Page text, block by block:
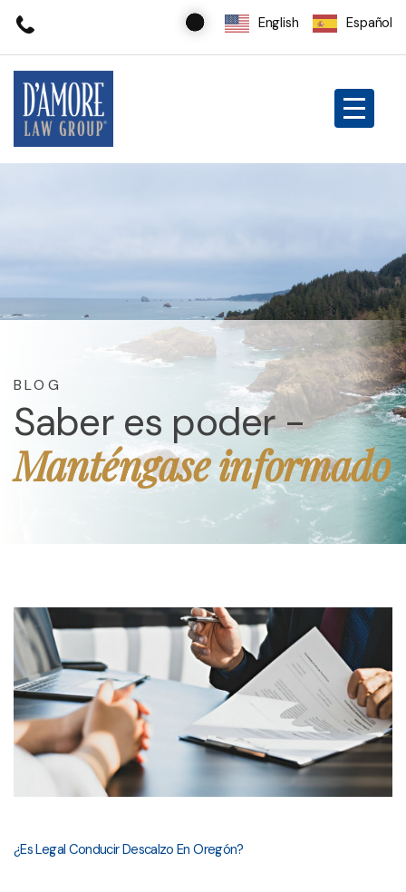
English Español
Saber es poder -
Manténgase informado
BLOG
¿Es Legal Conducir Descalzo En Oregón?